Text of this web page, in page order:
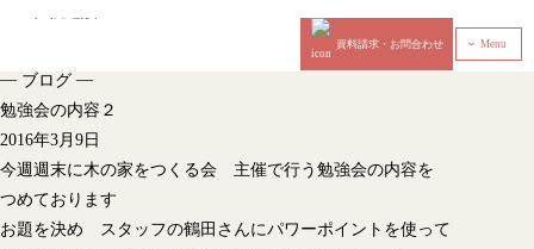
資料請求・お問合わせ ‹ Menu
— ブログ —
勉強会の内容２
2016年3月9日
今週週末に木の家をつくる会 主催で行う勉強会の内容を
つめております
お題を決め スタッフの鶴田さんにパワーポイントを使って